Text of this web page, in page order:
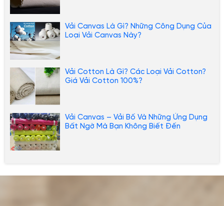
Vải Canvas Là Gì? Những Công Dụng Của
Loại Vải Canvas Này?
Vải Cotton Là Gì? Các Loại Vải Cotton?
Giá Vải Cotton 100%?
Vải Canvas – Vải Bố Và Những Ứng Dụng
Bất Ngờ Mà Bạn Không Biết Đến